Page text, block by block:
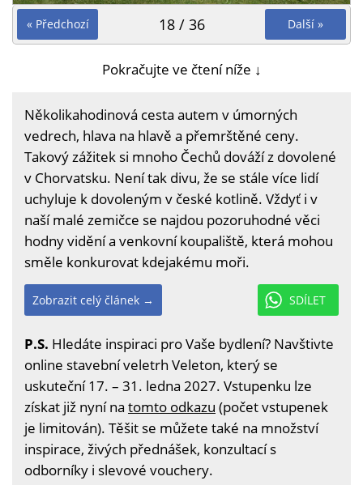
« Předchozí Další »
18 / 36
Pokračujte ve čtení níže ↓
Několikahodinová cesta autem v úmorných
vedrech, hlava na hlavě a přemrštěné ceny.
Takový zážitek si mnoho Čechů dováží z dovolené
v Chorvatsku. Není tak divu, že se stále více lidí
uchyluje k dovoleným v české kotlině. Vždyť i v
naší malé zemičce se najdou pozoruhodné věci
hodny vidění a venkovní koupaliště, která mohou
směle konkurovat kdejakému moři.
SDÍLET
Zobrazit celý článek →
P.S. Hledáte inspiraci pro Vaše bydlení? Navštivte
online stavební veletrh Veleton, který se
uskuteční 17. – 31. ledna 2027. Vstupenku lze
získat již nyní na tomto odkazu (počet vstupenek
je limitován). Těšit se můžete také na množství
inspirace, živých přednášek, konzultací s
odborníky i slevové vouchery.